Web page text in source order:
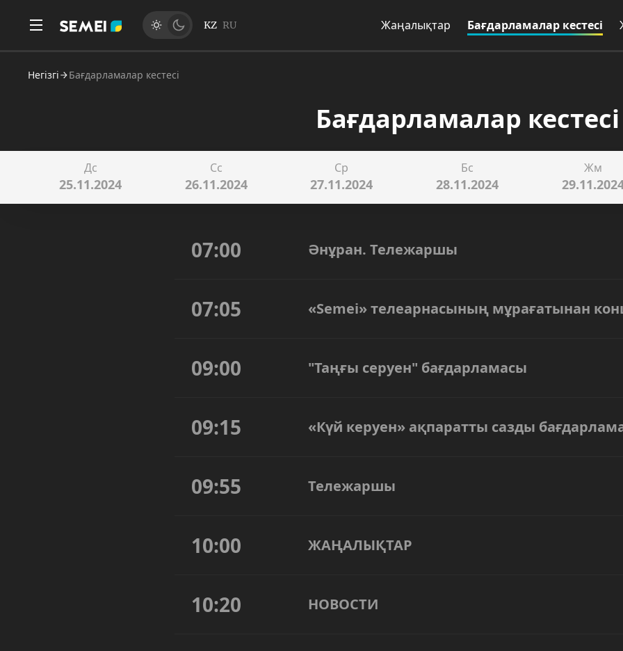
KZ RU Жаңалықтар Бағдарламалар кестесі
Негізгі Бағдарламалар кестесі
Бағдарламалар кестесі
Дс
25.11.2024
Сс
26.11.2024
Ср
27.11.2024
Бс
28.11.2024
Жм
07:00 Әнұран. Тележаршы
07:05 «Semei» телеарнасының мұрағатынан
09:00 "Таңғы серуен" бағдарламасы
09:15 «Күй керуен» ақпаратты сазды
09:55 Тележаршы
10:00 ЖАҢАЛЫҚТАР
10:20 НОВОСТИ